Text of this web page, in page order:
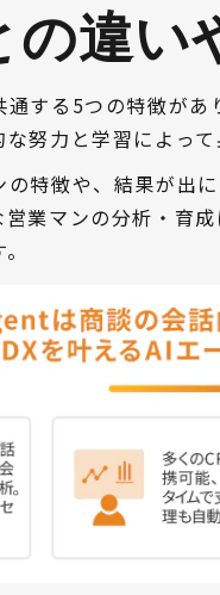
の違い
通する5つの特徴が
努力と学習によっ
特徴や、結果が出
業マンの分析・育